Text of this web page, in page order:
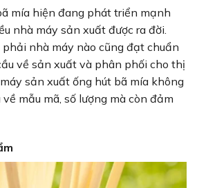
mía hiện đang phát triển mạnh
nhà máy sản xuất được ra đời.
nhà máy nào cũng đạt chuẩn
về sản xuất và phân phối cho thị
sản xuất ống hút bã mía không
mẫu mã, số lượng mà còn đảm